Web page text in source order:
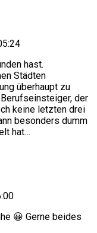
hast.
Städten
überhaupt zu
der
keine letzten drei
besonders dumm
hat…
😀 Gerne beides